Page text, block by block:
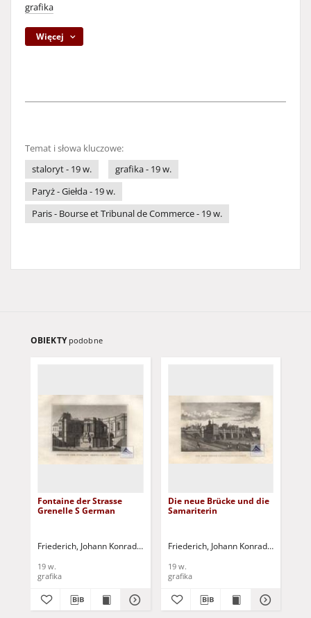
grafika
Więcej
Temat i słowa kluczowe:
staloryt - 19 w.
grafika - 19 w.
Paryż - Giełda - 19 w.
Paris - Bourse et Tribunal de Commerce - 19 w.
OBIEKTY podobne
Fontaine der Strasse
Grenelle S German
Friederich, Johann Konrad (1789-1858)
19 w.
grafika
Die neue Brücke und die
Samariterin
Friederich, Johann Konrad (1789-
19 w.
grafika